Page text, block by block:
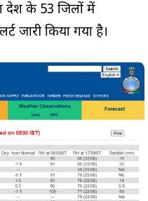
के 53 जिलों में
जारी किया गया है।